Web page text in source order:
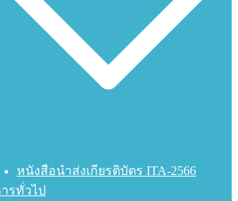
หนังสือนำส่งเกียรติบัตร ITA-2566
รทั่วไป